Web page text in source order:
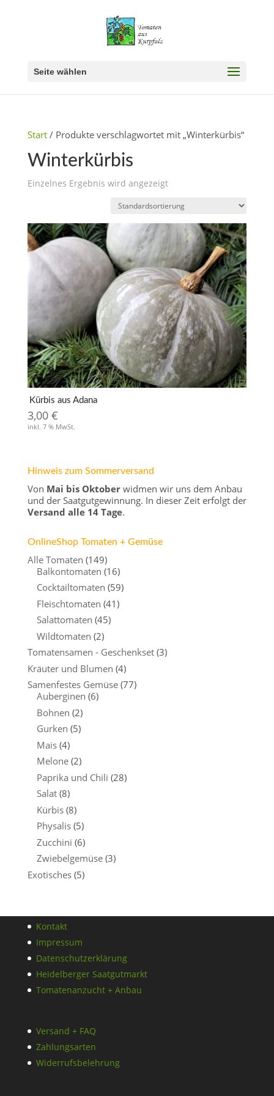
Seite wählen
Start/ Produkte verschlagwortet mit „Winterkürbis“
Winterkürbis
Einzelnes Ergebnis wird angezeigt
Kürbis aus Adana
3,00 €
inkl. 7 % MwSt.
Hinweis zum Sommerversand
Von Mai bis Oktoberwidmen wir uns dem Anbau
und der Saatgutgewinnung. In dieser Zeit erfolgt der
Versand alle 14 Tage.
OnlineShop Tomaten + Gemüse
Alle Tomaten (149)
Balkontomaten (16)
Cocktailtomaten (59)
Fleischtomaten (41)
Salattomaten (45)
Wildtomaten (2)
Tomatensamen - Geschenkset (3)
Kräuter und Blumen (4)
Samenfestes Gemüse (77)
Auberginen (6)
Bohnen (2)
Gurken (5)
Mais (4)
Melone (2)
Paprika und Chili (28)
Salat (8)
Kürbis (8)
Physalis (5)
Zucchini (6)
Zwiebelgemüse (3)
Exotisches (5)
Kontakt
Impressum
Datenschutzerklärung
Heidelberger Saatgutmarkt
Tomatenanzucht + Anbau
Versand + FAQ
Zahlungsarten
Widerrufsbelehrung